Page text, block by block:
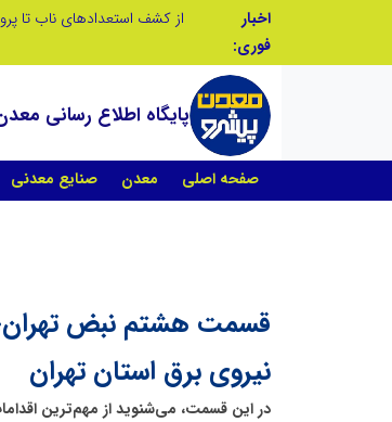
اخبار
فوری:
پایگاه اطلاع رسانی
صفحه اصلی معدن صنایع معدنی
قسمت هشتم نبض
نیروی برق استان تهران
در این قسمت، می‌شنوید از مهم‌ترین